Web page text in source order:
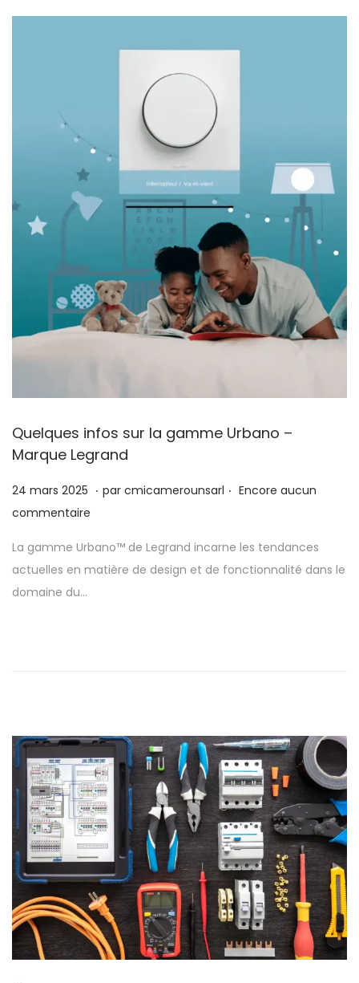
Quelques infos sur la gamme Urbano –
Marque Legrand
P
u
l
i
é
24 mars 2025 2
a
r
. par cmicamerounsarl . Encore aucun
commentaire
La gamme Urbano™ de Legrand incarne les tendances
actuelles en matière de design et de fonctionnalité dans le
domaine du…